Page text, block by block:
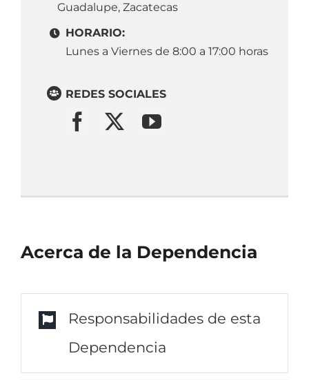
Guadalupe, Zacatecas
HORARIO:
Lunes a Viernes de 8:00 a 17:00 horas
REDES SOCIALES
Acerca de la Dependencia
Responsabilidades de esta
Dependencia